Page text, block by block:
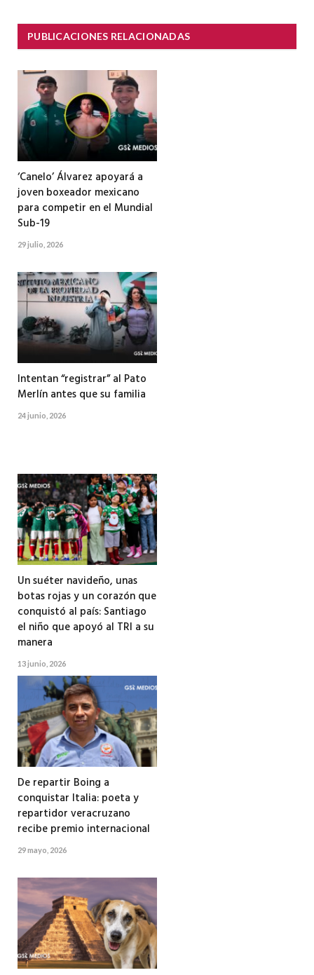
PUBLICACIONES RELACIONADAS
‘Canelo’ Álvarez apoyará a
joven boxeador mexicano
para competir en el Mundial
Sub-19
29 julio, 2026
Intentan “registrar” al Pato
Merlín antes que su familia
24 junio, 2026
Un suéter navideño, unas
botas rojas y un corazón que
conquistó al país: Santiago
el niño que apoyó al TRI a su
manera
13 junio, 2026
De repartir Boing a
conquistar Italia: poeta y
repartidor veracruzano
recibe premio internacional
29 mayo, 2026